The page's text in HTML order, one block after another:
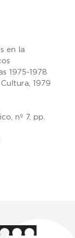
en la
1975-1978
1979
nº 7, pp.